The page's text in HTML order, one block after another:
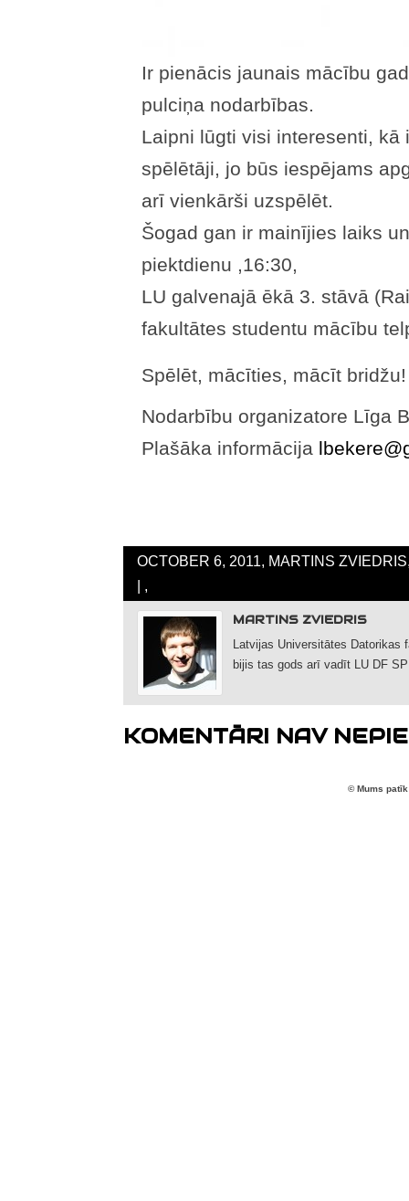
Ir pienācis jaunais mācību
pulciņa nodarbības.
Laipni lūgti visi interesenti,
spēlētāji, jo būs iespējams
arī vienkārši uzspēlēt.
Šogad gan ir mainījies laiks
piektdienu ,16:30,
LU galvenajā ēkā 3. stāvā
fakultātes studentu mācību
Spēlēt, mācīties, mācīt
Nodarbību organizatore Līga
Plašāka informācija
OCTOBER 6, 2011, MARTINS
| ,
MARTINS ZVIEDRIS
Latvijas Universitātes Datorikas
bijis tas gods arī vadīt LU DF
KOMENTĀRI NAV
© Mums